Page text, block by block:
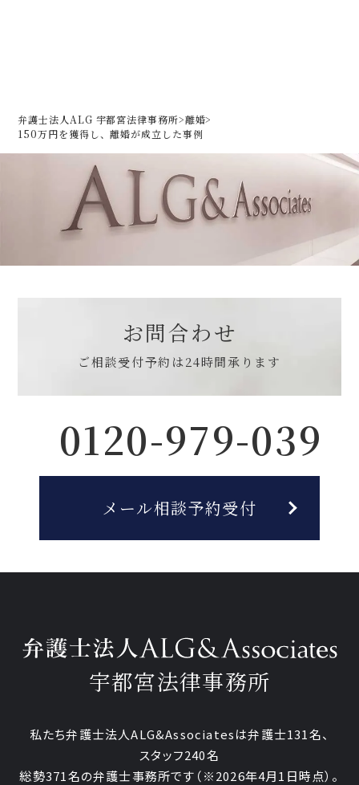
弁護士法人ALG 宇都宮法律事務所>離婚>
150万円を獲得し、離婚が成立した事例
お問合わせ
ご相談受付予約は24時間承ります
0120-979-039
メール相談予約受付
宇都宮法律事務所
私たち弁護士法人ALG&Associatesは弁護士131名、
スタッフ240名
総勢371名の弁護士事務所です （※2026年4月1日時点）。